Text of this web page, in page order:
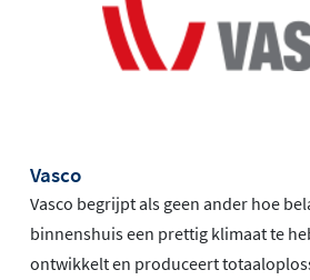
Vasco
Vasco begrijpt als geen ander hoe
binnenshuis een prettig klimaat te
ontwikkelt en produceert